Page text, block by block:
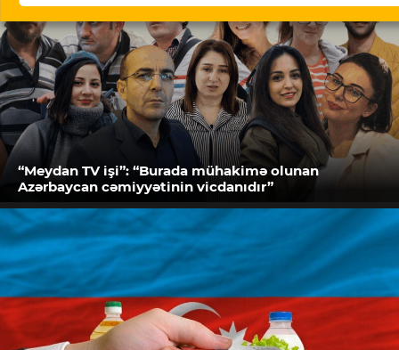
“Meydan TV işi”: “Burada mühakimə olunan
Azərbaycan cəmiyyətinin vicdanıdır”